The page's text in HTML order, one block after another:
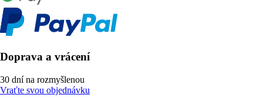
Doprava a vrácení
30 dní na rozmyšlenou
Vraťte svou objednávku